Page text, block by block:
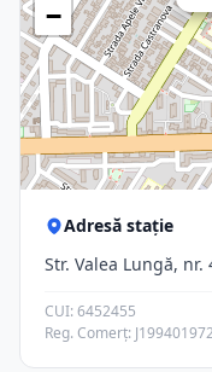
−
Adresă stație
Str. Valea Lungă,
CUI: 6452455
Reg. Comerț: